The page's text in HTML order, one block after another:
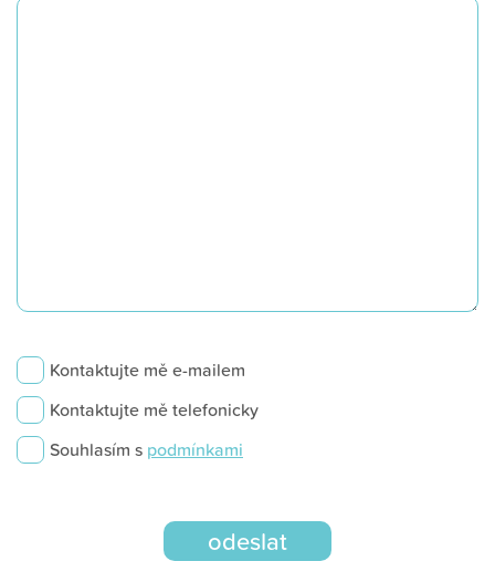
Kontaktujte mě e-mailem
Kontaktujte mě telefonicky
Souhlasím s podmínkami